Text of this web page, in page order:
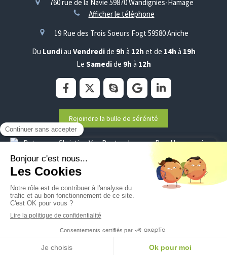
760 rue de la Navie 59870Wandignies-Hamage
Afficher le téléphone
19 Rue des Trois Soeurs Fogt 59580Aniche
Du Lundiau Vendredide 9h à 12h et de 14h à 19h
Le Samedide 9h à 12h
Rejoindre la bulle de sérénité
Plan du site
Mentions légales
©2020 Christine Van Renterghem - Sophrologie
Création et référencement du site par Simplébo